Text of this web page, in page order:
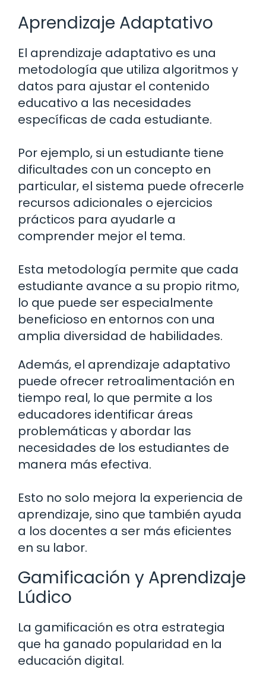
Aprendizaje Adaptativo
El aprendizaje adaptativo es una
metodología que utiliza algoritmos y
datos para ajustar el contenido
educativo a las necesidades
específicas de cada estudiante.
Por ejemplo, si un estudiante tiene
dificultades con un concepto en
particular, el sistema puede ofrecerle
recursos adicionales o ejercicios
prácticos para ayudarle a
comprender mejor el tema.
Esta metodología permite que cada
estudiante avance a su propio ritmo,
lo que puede ser especialmente
beneficioso en entornos con una
amplia diversidad de habilidades.
Además, el aprendizaje adaptativo
puede ofrecer retroalimentación en
tiempo real, lo que permite a los
educadores identificar áreas
problemáticas y abordar las
necesidades de los estudiantes de
manera más efectiva.
Esto no solo mejora la experiencia de
aprendizaje, sino que también ayuda
a los docentes a ser más eficientes
en su labor.
Gamificación y Aprendizaje
Lúdico
La gamificación es otra estrategia
que ha ganado popularidad en la
educación digital.